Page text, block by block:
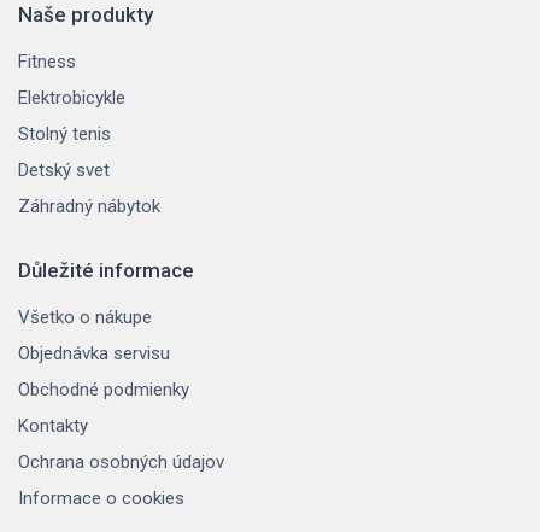
Naše produkty
Fitness
Elektrobicykle
Stolný tenis
Detský svet
Záhradný nábytok
Důležité informace
Všetko o nákupe
Objednávka servisu
Obchodné podmienky
Kontakty
Ochrana osobných údajov
Informace o cookies